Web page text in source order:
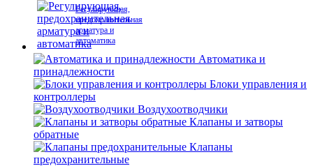
Регулирующая,
предохранительная
арматура и
автоматика
Автоматика и
принадлежности
Блоки управления и
контроллеры
Воздухоотводчики
Клапаны и затворы
обратные
Клапаны
предохранительные